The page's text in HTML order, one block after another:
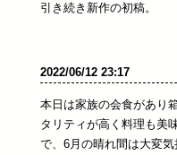
引き続き新作の初稿。
2022/06/12 23:17
本日は家族の会食があり
タリティが高く料理も美
で、6月の晴れ間は大変